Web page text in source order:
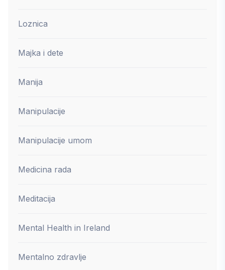
Loznica
Majka i dete
Manija
Manipulacije
Manipulacije umom
Medicina rada
Meditacija
Mental Health in Ireland
Mentalno zdravlje